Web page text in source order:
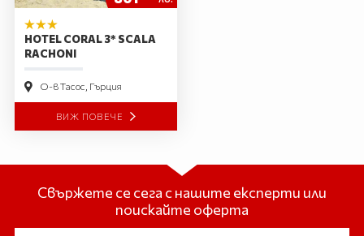
HOTEL CORAL 3* SCALA
RACHONI
О-в Тасос, Гърция
ВИЖ ПОВЕЧЕ
Свържете се сега с нашите експерти или
поискайте оферта